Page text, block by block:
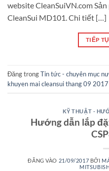
website CleanSuiVN.com
CleanSui MD101. Chi tiết […]
TIẾP
Đăng trongTin tức - chuyên mục
khuyen mai cleansui thang 09 2017
KỸ THUẬT -
Hướng dẫn lắp
ĐĂNG VÀO 21/09/2017 BỞI